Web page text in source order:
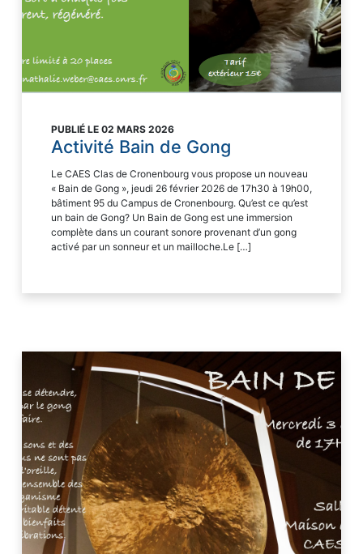
PUBLIÉ LE 02 MARS 2026
Activité Bain de Gong
Le CAES Clas de Cronenbourg vous propose un nouveau
« Bain de Gong », jeudi 26 février 2026 de 17h30 à 19h00,
bâtiment 95 du Campus de Cronenbourg. Qu’est ce qu’est
un bain de Gong? Un Bain de Gong est une immersion
complète dans un courant sonore provenant d’un gong
activé par un sonneur et un mailloche.Le […]